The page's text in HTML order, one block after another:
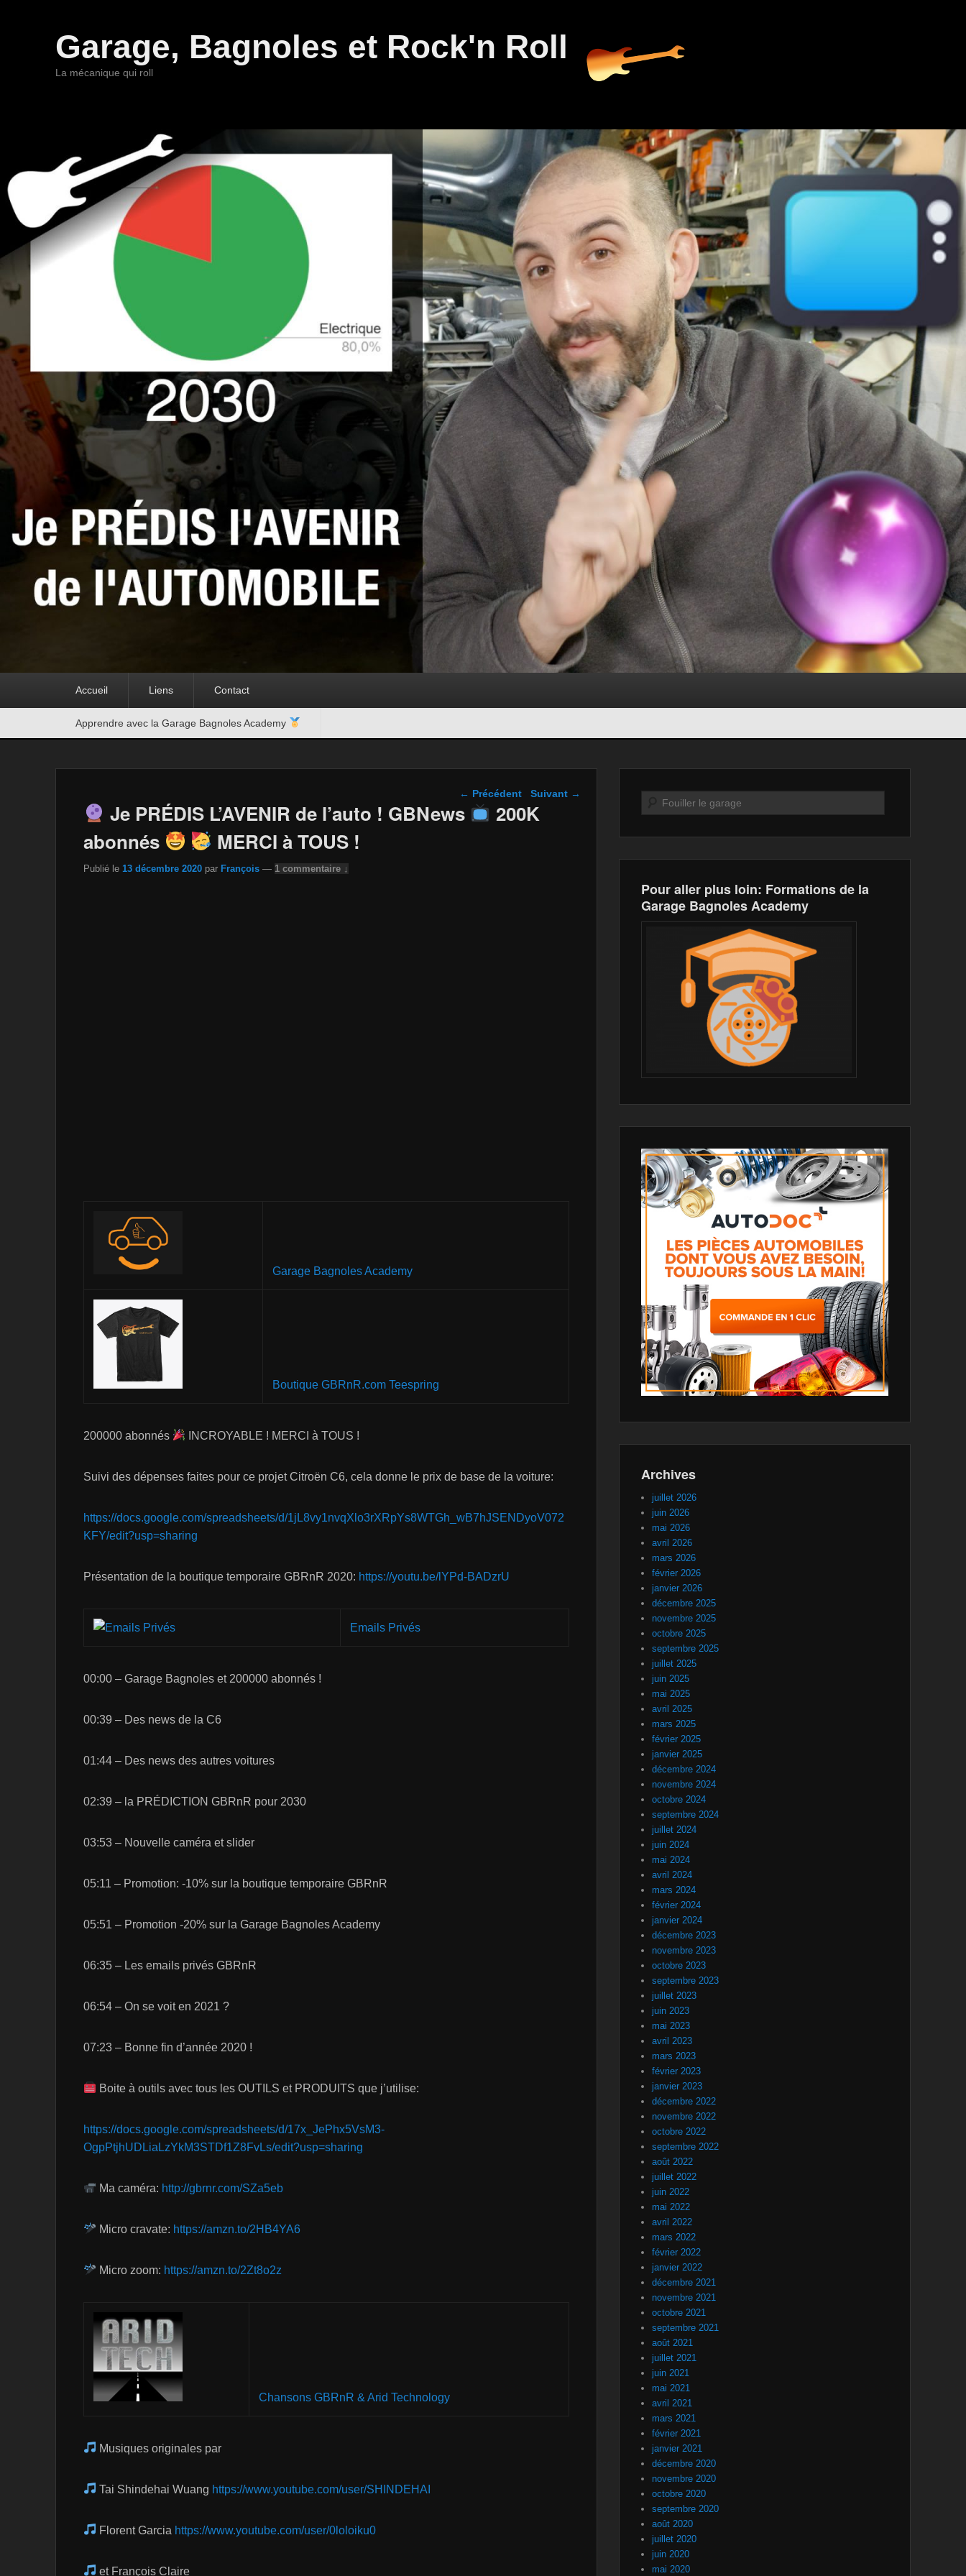
Garage, Bagnoles et Rock'n Roll
La mécanique qui roll
Accueil Liens Contact
Apprendre avec la Garage Bagnoles Academy
Navigation dans les
← Précédent Suivant →
Je PRÉDIS L’AVENIR de l’auto ! GBNews
200K
abonnés
MERCI à TOUS !
Publié le 13 décembre 2020 par François — 1 commentaire ↓
Garage Bagnoles Academy
Boutique GBRnR.com Teespring
200000 abonnés INCROYABLE ! MERCI à TOUS !
Suivi des dépenses faites pour ce projet Citroën C6, cela donne le prix de base de la voiture:
https://docs.google.com/spreadsheets/d/1jL8vy1nvqXlo3rXRpYs8WTGh_wB7hJSENDyoV072
KFY/edit?usp=sharing
Présentation de la boutique temporaire GBRnR 2020: https://youtu.be/lYPd-BADzrU
Emails Privés
00:00 – Garage Bagnoles et 200000 abonnés !
00:39 – Des news de la C6
01:44 – Des news des autres voitures
02:39 – la PRÉDICTION GBRnR pour 2030
03:53 – Nouvelle caméra et slider
05:11 – Promotion: -10% sur la boutique temporaire GBRnR
05:51 – Promotion -20% sur la Garage Bagnoles Academy
06:35 – Les emails privés GBRnR
06:54 – On se voit en 2021 ?
07:23 – Bonne fin d’année 2020 !
Boite à outils avec tous les OUTILS et PRODUITS que j’utilise:
https://docs.google.com/spreadsheets/d/17x_JePhx5VsM3-
OgpPtjhUDLiaLzYkM3STDf1Z8FvLs/edit?usp=sharing
Ma caméra: http://gbrnr.com/SZa5eb
Micro cravate: https://amzn.to/2HB4YA6
Micro zoom: https://amzn.to/2Zt8o2z
Chansons GBRnR & Arid Technology
Musiques originales par
Tai Shindehai Wuang https://www.youtube.com/user/SHINDEHAI
Florent Garcia https://www.youtube.com/user/0loloiku0
et François Claire
Recherche
Pour aller plus loin: Formations de la
Garage Bagnoles Academy
Archives
juillet 2026
juin 2026
mai 2026
avril 2026
mars 2026
février 2026
janvier 2026
décembre 2025
novembre 2025
octobre 2025
septembre 2025
juillet 2025
juin 2025
mai 2025
avril 2025
mars 2025
février 2025
janvier 2025
décembre 2024
novembre 2024
octobre 2024
septembre 2024
juillet 2024
juin 2024
mai 2024
avril 2024
mars 2024
février 2024
janvier 2024
décembre 2023
novembre 2023
octobre 2023
septembre 2023
juillet 2023
juin 2023
mai 2023
avril 2023
mars 2023
février 2023
janvier 2023
décembre 2022
novembre 2022
octobre 2022
septembre 2022
août 2022
juillet 2022
juin 2022
mai 2022
avril 2022
mars 2022
février 2022
janvier 2022
décembre 2021
novembre 2021
octobre 2021
septembre 2021
août 2021
juillet 2021
juin 2021
mai 2021
avril 2021
mars 2021
février 2021
janvier 2021
décembre 2020
novembre 2020
octobre 2020
septembre 2020
août 2020
juillet 2020
juin 2020
mai 2020